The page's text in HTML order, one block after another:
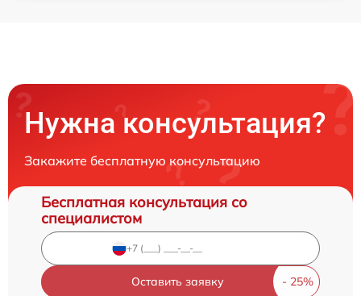
Нужна консультация?
Закажите бесплатную консультацию
Бесплатная консультация со
специалистом
Оставить заявку